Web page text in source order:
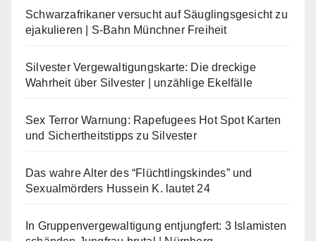
Schwarzafrikaner versucht auf Säuglingsgesicht zu
ejakulieren | S-Bahn Münchner Freiheit
Silvester Vergewaltigungskarte: Die dreckige
Wahrheit über Silvester | unzählige Ekelfälle
Sex Terror Warnung: Rapefugees Hot Spot Karten
und Sichertheitstipps zu Silvester
Das wahre Alter des “Flüchtlingskindes” und
Sexualmörders Hussein K. lautet 24
In Gruppenvergewaltigung entjungfert: 3 Islamisten